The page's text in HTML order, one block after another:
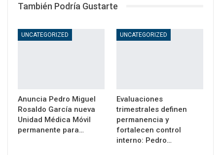
También Podría Gustarte
UNCATEGORIZED
Anuncia Pedro Miguel
Rosaldo García nueva
Unidad Médica Móvil
permanente para…
UNCATEGORIZED
Evaluaciones
trimestrales definen
permanencia y
fortalecen control
interno: Pedro…